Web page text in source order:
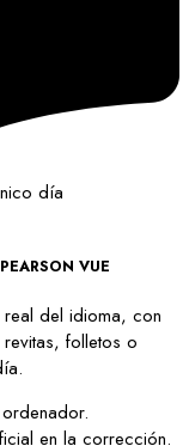
día
VUE
real del idioma, con
folletos o
en la corrección.